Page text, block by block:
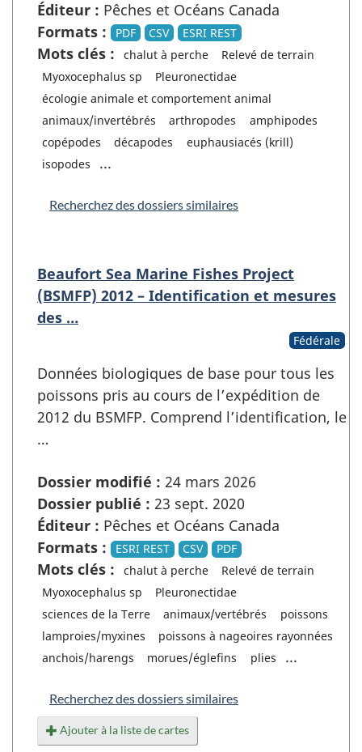
Éditeur : Pêches et Océans Canada
Formats :
PDF CSV ESRI REST
Mots clés : chalut à perche
Relevé de terrain
Myoxocephalus sp
Pleuronectidae
écologie animale et comportement animal
animaux/invertébrés
arthropodes
amphipodes
copépodes
décapodes
euphausiacés (krill)
isopodes
...
Recherchez des dossiers similaires
Beaufort Sea Marine Fishes Project
(BSMFP) 2012 – Identification et mesures
des …
Fédérale
Données biologiques de base pour tous les
poissons pris au cours de l’expédition de
2012 du BSMFP. Comprend l’identification, le
…
Dossier modifié : 24 mars 2026
Dossier publié : 23 sept. 2020
Éditeur : Pêches et Océans Canada
Formats :
ESRI REST CSV PDF
Mots clés : chalut à perche
Relevé de terrain
Myoxocephalus sp
Pleuronectidae
sciences de la Terre
animaux/vertébrés
poissons
lamproies/myxines
poissons à nageoires rayonnées
anchois/harengs
morues/églefins plies ...
Recherchez des dossiers similaires
Ajouter à la liste de cartes